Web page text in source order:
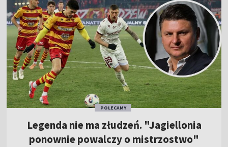
POLECAMY
Legenda nie ma złudzeń. "Jagiellonia
ponownie powalczy o mistrzostwo"